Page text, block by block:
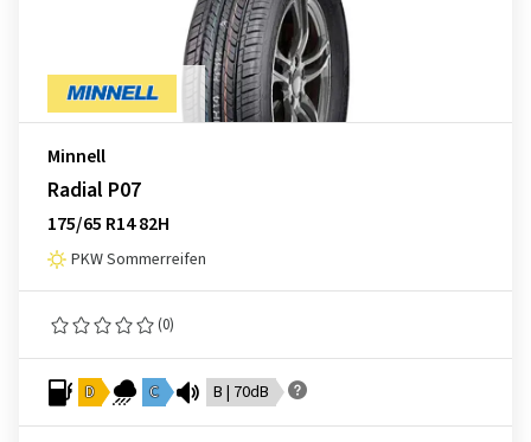
Minnell
Radial P07
175/65 R14 82H
PKW Sommerreifen
(0)
D C B | 70dB